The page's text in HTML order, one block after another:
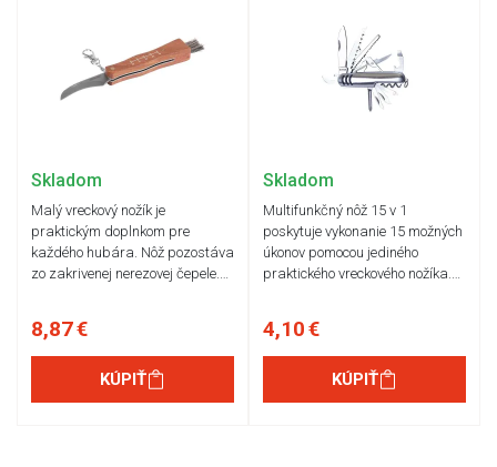
Skladom
Malý vreckový nožík je
praktickým doplnkom pre
každého hubára. Nôž pozostáva
zo zakrivenej nerezovej čepele.…
8,87 €
KÚPIŤ
Skladom
Multifunkčný nôž 15 v 1
poskytuje vykonanie 15 možných
úkonov pomocou jediného
praktického vreckového nožíka.…
4,10 €
KÚPIŤ